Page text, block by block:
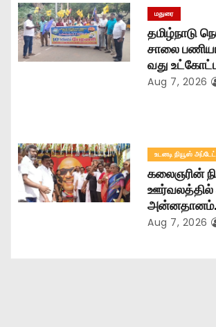
t
i
மதுரை
தமிழ்நாடு
சாலை
வது
Aug 7, 2026
உடனடி நியூஸ் அப்டேட்
கலைஞரின்
ஊர்வலத்தில்
Aug 7, 2026